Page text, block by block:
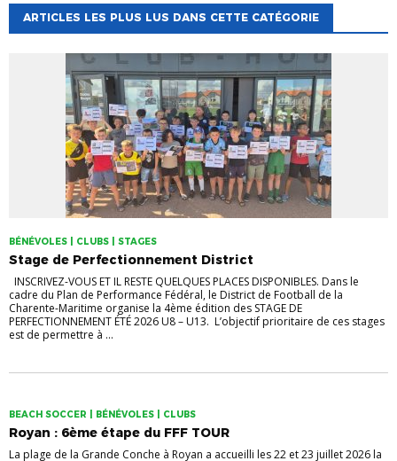
ARTICLES LES PLUS LUS DANS CETTE CATÉGORIE
BÉNÉVOLES | CLUBS | STAGES
Stage de Perfectionnement District
INSCRIVEZ-VOUS ET IL RESTE QUELQUES PLACES DISPONIBLES. Dans le
cadre du Plan de Performance Fédéral, le District de Football de la
Charente-Maritime organise la 4ème édition des STAGE DE
PERFECTIONNEMENT ÉTÉ 2026 U8 – U13. L’objectif prioritaire de ces stages
est de permettre à ...
BEACH SOCCER | BÉNÉVOLES | CLUBS
Royan : 6ème étape du FFF TOUR
La plage de la Grande Conche à Royan a accueilli les 22 et 23 juillet 2026 la